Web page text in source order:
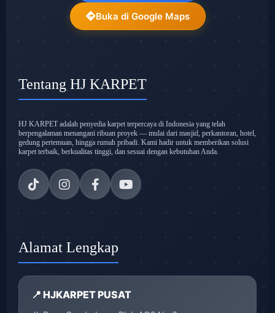
Buka di Google Maps
Tentang HJ KARPET
HJ KARPET adalah penyedia karpet terpercaya di Indonesia yang telah
berpengalaman menangani ribuan proyek — mulai dari masjid, perkantoran, hotel,
gedung pertemuan, hingga rumah pribadi. Kami hadir untuk memberikan solusi
karpet terbaik, berkualitas tinggi, dan sesuai dengan kebutuhan Anda.
Alamat Lengkap
📍 HJKARPET PUSAT